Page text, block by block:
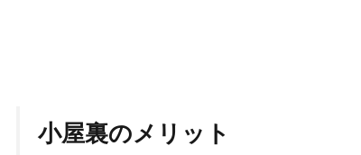
小屋裏のメリット